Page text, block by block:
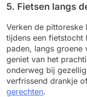
5. Fietsen langs
Verken de pittoreske
tijdens een fietstocht
paden, langs groene
geniet van het
onderweg bij
verfrissend drankje
gerechten.